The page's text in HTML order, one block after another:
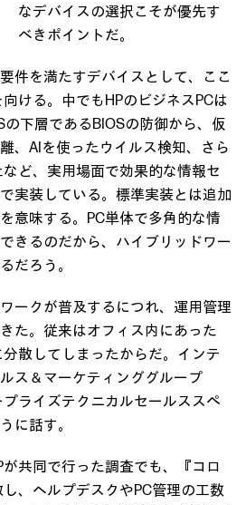
なデバイスの選択こそが優先す
べきポイントだ。
件を満たすデバイスとして、ここ
ける。中でもHPのビジネスPCは
下層であるBIOSの防御から、仮
、AIを使ったウイルス検知、さら
ど、実用場面で効果的な情報セ
実装している。標準実装とは追加
意味する。PC単体で多角的な情
きるのだから、ハイブリッドワー
だろう。
ークが普及するにつれ、運用管理
た。従来はオフィス内にあった
散してしまったからだ。インテ
ス＆マーケティンググループ
ライズテクニカルセールススペ
に話す。
共同で行った調査でも、『コロ
、ヘルプデスクやPC管理の工数